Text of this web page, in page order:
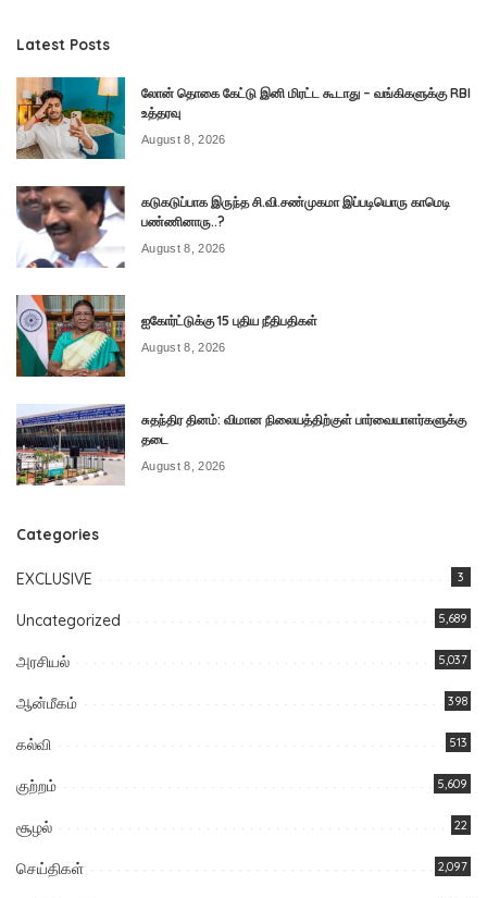
Latest Posts
லோன் தொகை கேட்டு இனி மிரட்ட கூடாது – வங்கிகளுக்கு RBI
உத்தரவு
August 8, 2026
கடுகடுப்பாக இருந்த சி.வி.சண்முகமா இப்படியொரு காமெடி
பண்ணினாரு..?
August 8, 2026
ஐகோர்ட்டுக்கு 15 புதிய நீதிபதிகள்
August 8, 2026
சுதந்திர தினம்: விமான நிலையத்திற்குள் பார்வையாளர்களுக்கு
தடை
August 8, 2026
Categories
EXCLUSIVE 3
Uncategorized 5,689
அரசியல் 5,037
ஆன்மீகம் 398
கல்வி 513
குற்றம் 5,609
சூழல் 22
செய்திகள் 2,097